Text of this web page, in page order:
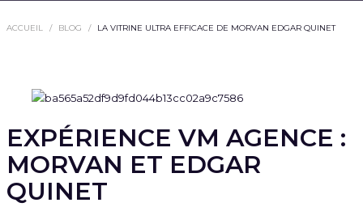
ACCUEIL BLOG LA VITRINE ULTRA EFFICACE DE MORVAN EDGAR QUINET
EXPÉRIENCE VM AGENCE :
MORVAN ET EDGAR
QUINET